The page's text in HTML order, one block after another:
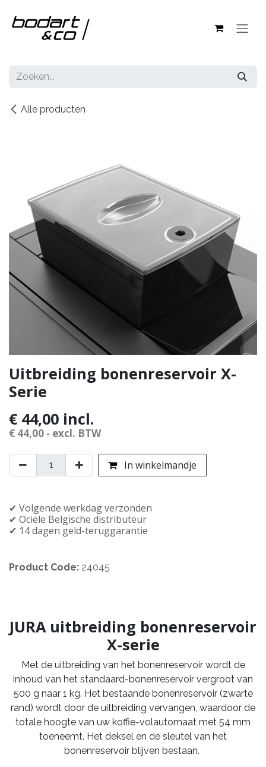
Alle producten
Uitbreiding bonenreservoir X-
Serie
€ 44,00 incl.
€ 44,00 - excl. BTW
In winkelmandje
✔︎ Volgende werkdag verzonden
✔︎ Officiële Belgische distributeur
✔︎ 14 dagen geld-teruggarantie
Product Code: 24045
JURA uitbreiding bonenreservoir
X-serie
Met de uitbreiding van het bonenreservoir wordt de
inhoud van het standaard-bonenreservoir vergroot van
500 g naar 1 kg. Het bestaande bonenreservoir (zwarte
rand) wordt door de uitbreiding vervangen, waardoor de
totale hoogte van uw koffie-volautomaat met 54 mm
toeneemt. Het deksel en de sleutel van het
bonenreservoir blijven bestaan.